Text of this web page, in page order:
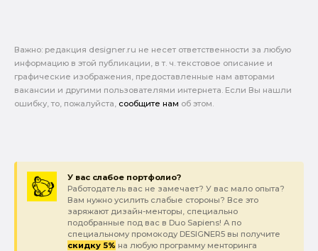
Важно: pедакция designer.ru не несет ответственности за любую
информацию в этой публикации, в т. ч. текстовое описание и
графические изображения, предоставленные нам авторами
вакансии и другими пользователями интернета. Если Вы нашли
ошибку, то, пожалуйста, сообщите нам об этом.
У вас слабое портфолио?
Работодатель вас не замечает? У вас мало опыта?
Вам нужно усилить слабые стороны? Все это
заряжают дизайн-менторы, специально
подобранные под вас в Duo Sapiens! А по
специальному промокоду DESIGNER5 вы получите
скидку 5% на любую программу менторинга